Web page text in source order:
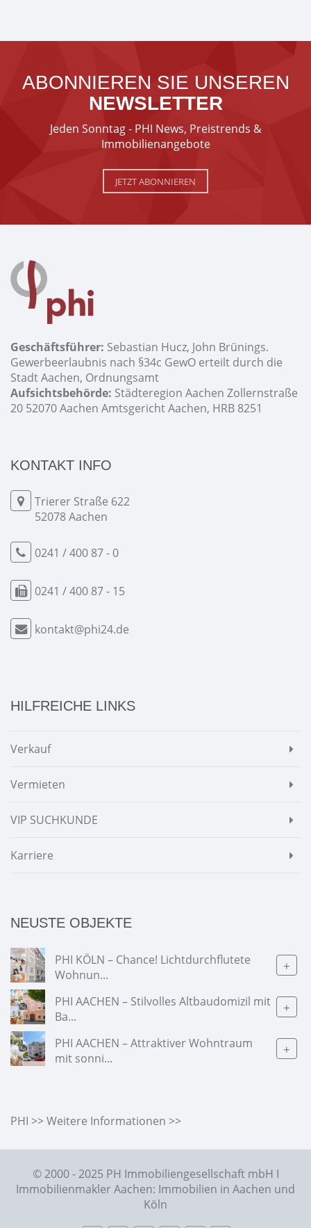
ABONNIEREN SIE UNSEREN
NEWSLETTER
Jeden Sonntag - PHI News, Preistrends &
Immobilienangebote
JETZT ABONNIEREN
Geschäftsführer: Sebastian Hucz, John Brünings.
Gewerbeerlaubnis nach §34c GewO erteilt durch die
Stadt Aachen, Ordnungsamt
Aufsichtsbehörde: Städteregion Aachen Zollernstraße
20 52070 Aachen Amtsgericht Aachen, HRB 8251
KONTAKT INFO
Trierer Straße 622
52078 Aachen
0241 / 400 87 - 0
0241 / 400 87 - 15
kontakt@phi24.de
HILFREICHE LINKS
Verkauf
Vermieten
VIP SUCHKUNDE
Karriere
NEUSTE OBJEKTE
PHI KÖLN – Chance! Lichtdurchflutete
Wohnun...
+
PHI AACHEN – Stilvolles Altbaudomizil mit
Ba...
+
PHI AACHEN – Attraktiver Wohntraum
mit sonni...
+
PHI >> Weitere Informationen >>
© 2000 - 2025 PH Immobiliengesellschaft mbH I
Immobilienmakler Aachen: Immobilien in Aachen und
Köln